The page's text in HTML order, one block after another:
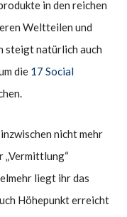
in den reichen
Weltteilen und
steigt natürlich auch
die 17 Social
nicht mehr
„Vermittlung“
liegt ihr das
Höhepunkt erreicht